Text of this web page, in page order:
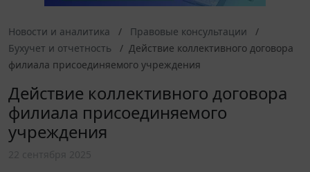
Новости и аналитика
Правовые консультации
Бухучет и отчетность
Действие коллективного договора
филиала присоединяемого учреждения
Действие коллективного договора
филиала присоединяемого
учреждения